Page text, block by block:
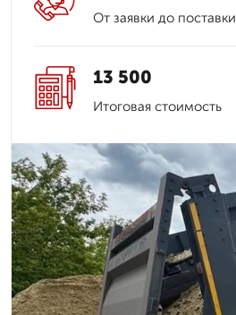
От заявки до поставки
13 500
Итоговая стоимость